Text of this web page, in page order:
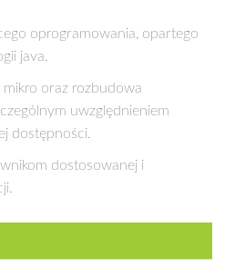
oprogramowania, opartego
java.
oraz rozbudowa
uwzględnieniem
dostępności.
dostosowanej i